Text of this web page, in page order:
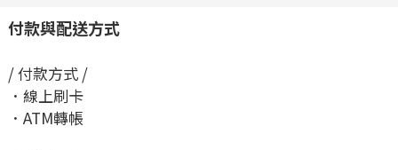
付款與配送方式
/ 付款方式 /
．線上刷卡
．ATM轉帳